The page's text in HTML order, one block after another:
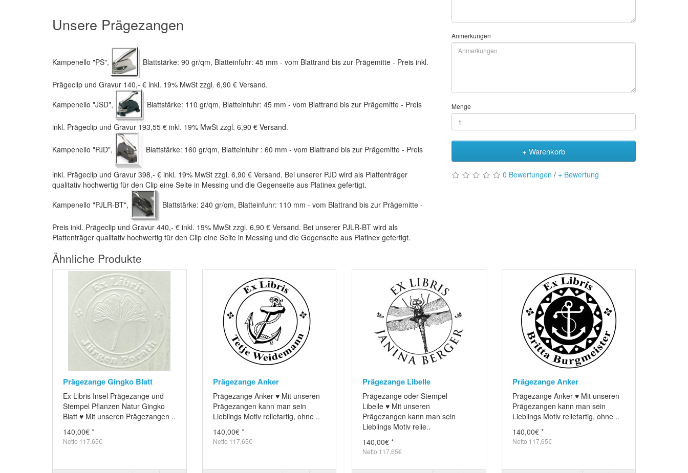
Unsere Prägezangen
Kampenello "PS", Blattstärke: 90 gr/qm, Blatteinfuhr: 45 mm - vom Blattrand bis zur Prägemitte - Preis inkl.
Prägeclip und Gravur 140,- € inkl. 19% MwSt zzgl. 6,90 € Versand.
Kampenello "JSD",
Blattstärke: 110 gr/qm, Blatteinfuhr: 45 mm - vom Blattrand bis zur Prägemitte - Preis
inkl. Prägeclip und Gravur 193,55 € inkl. 19% MwSt zzgl. 6,90 € Versand.
Kampenello "PJD", Blattstärke: 160 gr/qm, Blatteinfuhr : 60 mm - vom Blattrand bis zur Prägemitte - Preis
inkl. Prägeclip und Gravur 398,- € inkl. 19% MwSt zzgl. 6,90 € Versand. Bei unserer PJD wird als Plattenträger
qualitativ hochwertig für den Clip eine Seite in Messing und die Gegenseite aus Platinex gefertigt.
Kampenello "PJLR-BT",
Blattstärke: 240 gr/qm, Blatteinfuhr: 110 mm - vom Blattrand bis zur Prägemitte -
Preis inkl. Prägeclip und Gravur 440,- € inkl. 19% MwSt zzgl. 6,90 € Versand. Bei unserer PJLR-BT wird als
Plattenträger qualitativ hochwertig für den Clip eine Seite in Messing und die Gegenseite aus Platinex gefertigt.
Anmerkungen
Menge
+ Warenkorb
0 Bewertungen / + Bewertung
Ähnliche Produkte
Prägezange Gingko Blatt
Ex Libris Insel Prägezange und
Stempel Pflanzen Natur Gingko
Blatt ♥ Mit unseren Prägezangen ..
140,00€ *
Netto 117,65€
Prägezange Anker
Prägezange Anker ♥ Mit unseren
Prägezangen kann man sein
Lieblings Motiv reliefartig, ohne ..
140,00€ *
Netto 117,65€
Prägezange Libelle
Prägezange oder Stempel
Libelle ♥ Mit unseren
Prägezangen kann man sein
Lieblings Motiv relie..
140,00€ *
Netto 117,65€
Prägezange Anker
Prägezange Anker ♥ Mit unseren
Prägezangen kann man sein
Lieblings Motiv reliefartig, ohne ..
140,00€ *
Netto 117,65€